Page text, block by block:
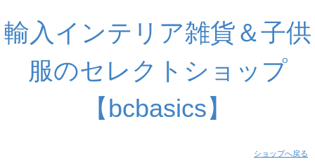
輸入インテリア雑貨＆子供
服のセレクトショップ
【bcbasics】
ショップへ戻る